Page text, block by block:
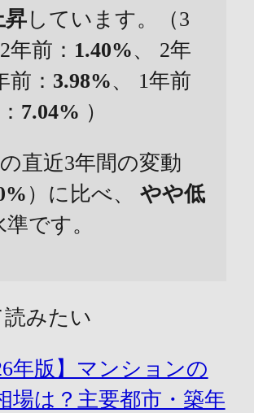
昇しています。（3
前： 1.40%、 2年
： 3.98%、 1年前
7.04% ）
直近3年間の変動
）に比べ、
やや低
です。
みたい
年版】マンションの
場は？主要都市・築年